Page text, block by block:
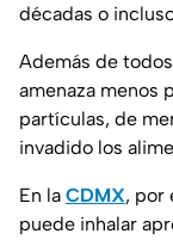
décadas o
Además de
amenaza menos
partículas, de
invadido los
En la CDMX, por
puede inhalar